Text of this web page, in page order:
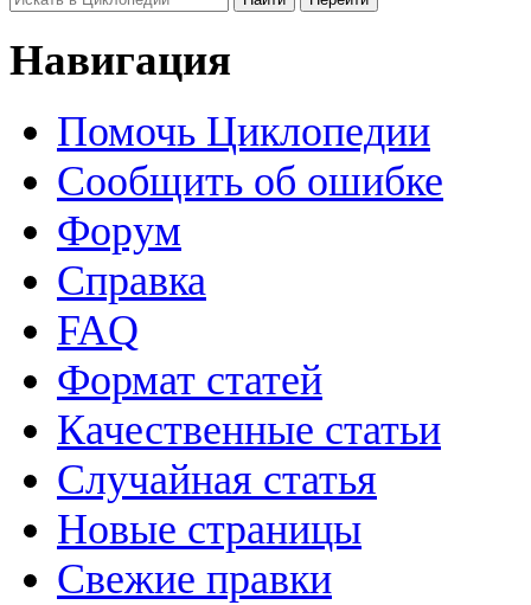
Навигация
Помочь Циклопедии
Сообщить об ошибке
Форум
Справка
FAQ
Формат статей
Качественные статьи
Случайная статья
Новые страницы
Свежие правки